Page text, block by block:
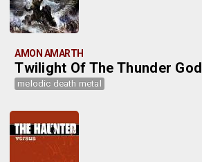
AMON AMARTH
Twilight Of The Thunder God
melodic death metal